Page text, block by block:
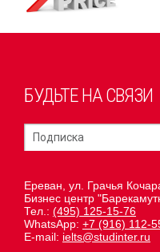
БУДЬТЕ НА СВЯЗИ
Ереван, ул. Грачья
Бизнес центр
Тел.: (495) 125-15-76
WhatsApp: +7 (916) 112-
E-mail: ielts@studinter.ru